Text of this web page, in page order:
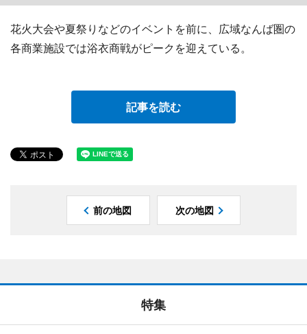
花火大会や夏祭りなどのイベントを前に、広域なんば圏の
各商業施設では浴衣商戦がピークを迎えている。
記事を読む
前の地図 次の地図
特集